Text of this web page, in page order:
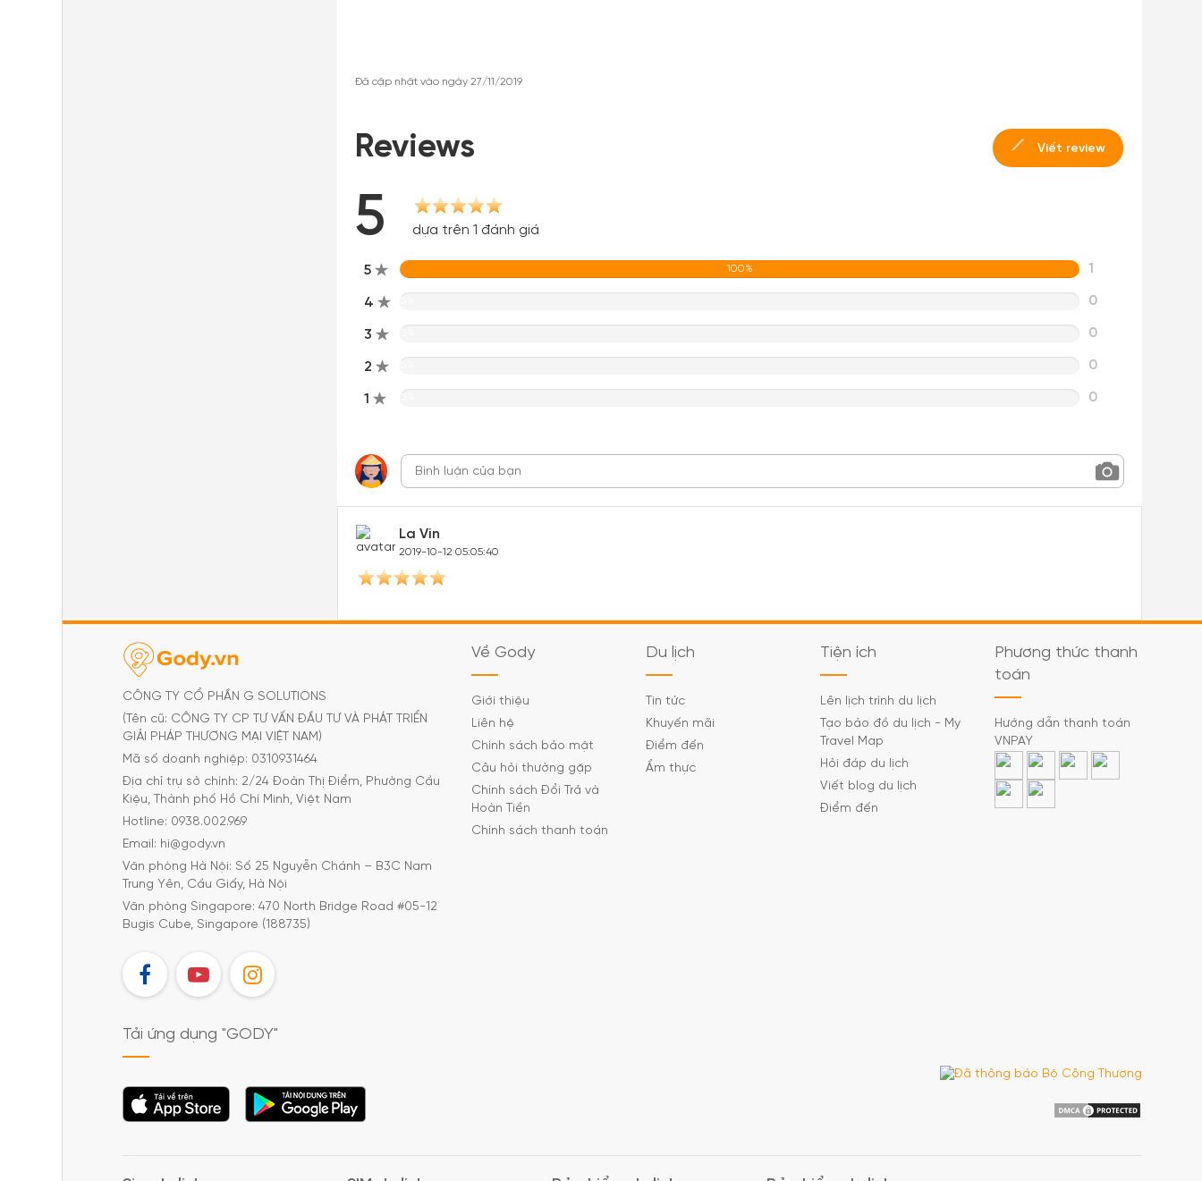
Đã cập nhật vào ngày 27/11/2019
Reviews Viết review
5 dựa trên 1 đánh giá
5 100% 1
4 0
3 0
2 0
1 0
La Vin
2019-10-12 05:05:40
CÔNG TY CỔ PHẦN G SOLUTIONS
(Tên cũ: CÔNG TY CP TƯ VẤN ĐẦU TƯ VÀ PHÁT TRIỂN
GIẢI PHÁP THƯƠNG MẠI VIỆT NAM)
Mã số doanh nghiệp: 0310931464
Địa chỉ trụ sở chính: 2/24 Đoàn Thị Điểm, Phường Cầu
Kiệu, Thành phố Hồ Chí Minh, Việt Nam
Hotline: 0938.002.969
Email: hi@gody.vn
Văn phòng Hà Nội: Số 25 Nguyễn Chánh – B3C Nam
Trung Yên, Cầu Giấy, Hà Nội
Văn phòng Singapore: 470 North Bridge Road #05-12
Bugis Cube, Singapore (188735)
FB YT IG
Về Gody
Giới thiệu
Liên hệ
Chính sách bảo mật
Câu hỏi thường gặp
Chính sách Đổi Trả và
Hoàn Tiền
Chính sách thanh toán
Du lịch
Tin tức
Khuyến mãi
Điểm đến
Ẩm thực
Tiện ích
Lên lịch trình du lịch
Tạo bảo đồ du lịch - My
Travel Map
Hỏi đáp du lịch
Viết blog du lịch
Điểm đến
Phương thức thanh
toán
Hướng dẫn thanh toán
VNPAY
Tải ứng dụng "GODY"
Tải ứng dụng Tải ứng dụng